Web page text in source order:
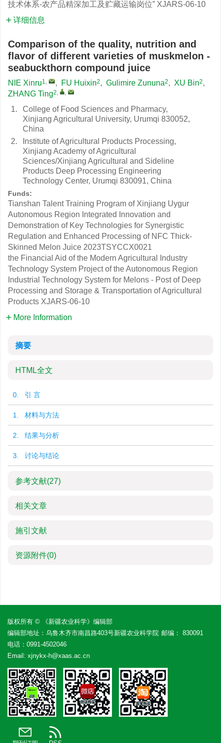
技术体系-农产品精深加工及贮藏运输岗位” XJARS-06-10
详细信息
Comparison of the quality, nutrition and
flavor of different varieties of muskmelon -
seabuckthorn compound juice
NIE Xinru1, , FU Huixin2, Gulimire Zununa2, XU Bin2,
ZHANG Ting2, ,
1.
College of Food Sciences and Pharmacy,
Xinjiang Agricultural University, Urumqi 830052,
China
2.
Institute of Agricultural Products Processing,
Xinjiang Academy of Agricultural
Sciences/Xinjiang Agricultural and Sideline
Products Deep Processing Engineering
Technology Center, Urumqi 830091, China
Funds:
Tianshan Talent Training Program of Xinjiang Uygur
Autonomous Region Integrated Innovation and
Demonstration of Key Technologies for Synergistic
Regulation and Enhanced Processing of NFC Thick-
Skinned Melon Juice 2023TSYCCX0021
the Financial Aid of the Modern Agricultural Industry
Technology System Project of the Autonomous Region
Industrial Technology System for Melons - Post of Deep
Processing and Storage & Transportation of Agricultural
Products XJARS-06-10
More Information
摘要
HTML全文
0. 引 言
1. 材料与方法
2. 结果与分析
3. 讨论与结论
参考文献(27)
相关文章
施引文献
资源附件(0)
版权所有 © 《新疆农业科学》编辑部
编辑部地址：乌鲁木齐市南昌路403号新疆农业科学院 邮编： 830091
电话： 0991-4502046
Email: xjnykx-h@xaas.ac.cn